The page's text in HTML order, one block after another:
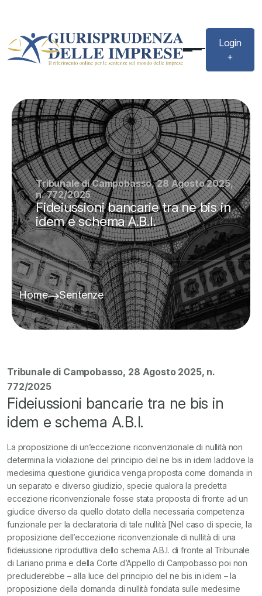
Login
+
Tribunale di Campobasso, 28 Agosto 2025,
n. 772/2025
Fideiussioni bancarie tra ne bis in
idem e schema A.B.I.
Home Sentenze
Tribunale di Campobasso, 28 Agosto 2025, n.
772/2025
Fideiussioni bancarie tra ne bis in
idem e schema A.B.I.
La proposizione di un’eccezione riconvenzionale di nullità non
determina la violazione del principio del ne bis in idem laddove la
medesima questione giuridica venga proposta come domanda in
un separato e diverso giudizio, specie qualora la predetta
eccezione riconvenzionale fosse stata proposta di fronte ad un
giudice diverso da quello dotato della necessaria competenza
funzionale per la declaratoria di tale nullità [Nel caso di specie, la
proposizione dell’eccezione riconvenzionale di nullità di una
fideiussione riproduttiva dello schema A.B.I. di fronte al Tribunale
di Lariano prima e della Corte d’Appello di Campobasso poi non
precluderebbe – alla luce del principio del ne bis in idem – la
proposizione della domanda di nullità fondata sulle medesime